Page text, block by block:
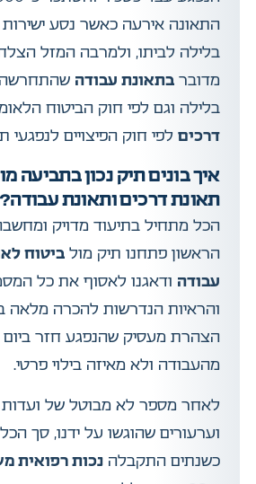
התאונה אירעה כאשר נסע
בלילה לביתו, ולמרבה המזל
מדוברבתאונת עבודה
בלילה וגם לפי חוק הביטוח
דרכים לפי חוק הפיצויים לנפגעי
איך בונים תיק נכון בתביעה
תאונת דרכים ותאונת עבודה?
הכל מתחיל בתיעוד מדויק
הראשון פתחנו תיק מולביטוח
עבודה ודאגנו לאסוף את כל
והראיות הנדרשות להכרה מלאה
הצהרת מעסיק שהנפגע חזר ביום
מהעבודה ולא מאיזה בילוי פרטי.
לאחר מספר לא מבוטל של ועדות
וערעורים שהוגשו על ידנו, סך
כשנתים התקבלהנכות רפואית